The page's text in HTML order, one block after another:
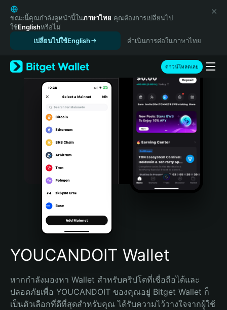
English
日本語
Tiếng Việt
Español (Latinoamérica)
Türkçe
Italiano
Português (Portugal)
Bahasa Indonesia
Português (Brasil)
Español (Argentina)
ขณะนี้คุณกำลังดูหน้านี้ในภาษาไทย คุณต้องการเปลี่ยนไป
ใช้Englishหรือไม่
เปลี่ยนไปใช้English
ดำเนินการต่อในภาษาไทย
ดาวน์โหลดเลย
YOUCANDOIT Wallet
หากกำลังมองหา Wallet สำหรับคริปโตที่เชื่อถือได้และ
ปลอดภัยเพื่อ YOUCANDOIT ของคุณอยู่ Bitget Wallet ก็
เป็นตัวเลือกที่ดีที่สุดสำหรับคุณ ได้รับความไว้วางใจจากผู้ใช้